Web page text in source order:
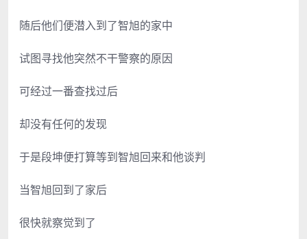
随后他们便潜入到了智旭的家中
试图寻找他突然不干警察的原因
可经过一番查找过后
却没有任何的发现
于是段坤便打算等到智旭回来和他谈判
当智旭回到了家后
很快就察觉到了